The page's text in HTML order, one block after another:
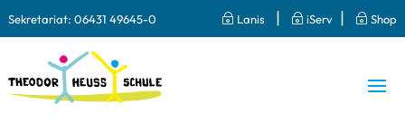
Sekretariat: 06431 49645-0 ~ Lanis | ~ iServ | ~ Shop